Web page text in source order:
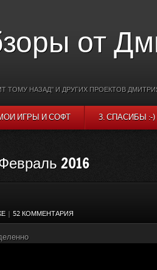
от
ТОМУ НАЗАД" И ДРУГИХ ПРОЕКТОВ
ИГРЫ И СОФТ 3. СПАСИБЫ :-)
2016
| 52 КОММЕНТАРИЯ